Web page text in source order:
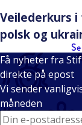
Veilederkurs
polsk og
Få nyheter fra
direkte på epost
Vi sender
måneden
E-mail